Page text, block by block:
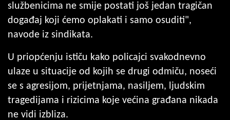
službenicima ne smije postati još jedan tragičan
događaj koji ćemo oplakati i samo osuditi",
navode iz sindikata.
U priopćenju ističu kako policajci svakodnevno
ulaze u situacije od kojih se drugi odmiču, noseći
se s agresijom, prijetnjama, nasiljem, ljudskim
tragedijama i rizicima koje većina građana nikada
ne vidi izbliza.